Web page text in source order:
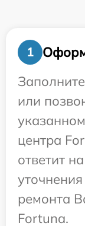
1
или
центра
ответит
ремонта
Fortuna.